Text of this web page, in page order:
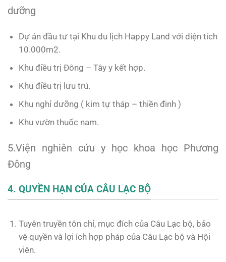
dưỡng
Dự án đầu tư tại Khu du lịch Happy Land với diện tích
10.000m2.
Khu điều trị Đông – Tây y kết hợp.
Khu điều trị lưu trú.
Khu nghỉ dưỡng ( kim tự tháp – thiền đinh )
Khu vườn thuốc nam.
5.Viện nghiên cứu y học khoa học Phương
Đông
4. QUYỀN HẠN CỦA CÂU LẠC BỘ
Tuyên truyền tôn chỉ, mục đích của Câu Lạc bộ, bảo
vệ quyền và lợi ích hợp pháp của Câu Lạc bộ và Hội
viên.